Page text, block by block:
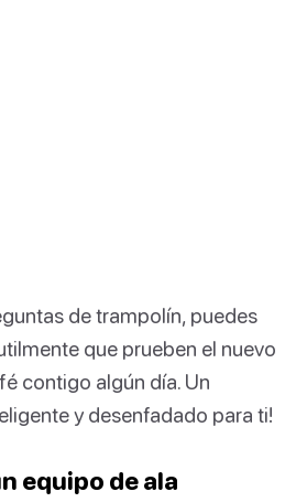
de trampolín, puedes
que prueben el nuevo
contigo algún día. Un
y desenfadado para ti!
equipo de ala